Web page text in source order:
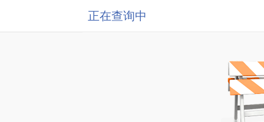
正在查询中